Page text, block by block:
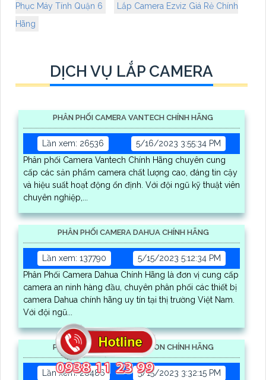
Phục Máy Tính Quận 6
Lắp Camera Ezviz Giá Rẻ Chính
Hãng
DỊCH VỤ LẮP CAMERA
PHÂN PHỐI CAMERA VANTECH CHÍNH HÃNG
Lần xem: 26536
5/16/2023 3:55:34 PM
Phân phối Camera Vantech Chính Hãng chuyên cung
cấp các sản phẩm camera chất lượng cao, đáng tin cậy
và hiệu suất hoạt động ổn định. Với đội ngũ kỹ thuật viên
chuyên nghiệp,...
PHÂN PHỐI CAMERA DAHUA CHÍNH HÃNG
Lần xem: 137790
5/15/2023 5:12:34 PM
Phân Phối Camera Dahua Chính Hãng là đơn vị cung cấp
camera an ninh hàng đầu, chuyên phân phối các thiết bị
camera Dahua chính hãng uy tín tại thị trường Việt Nam.
Với đội ngũ...
PHÂN PHỐI CAMERA HIKVISION CHÍNH HÃNG
Lần xem: 28486 5/15/2023 3:32:15 PM